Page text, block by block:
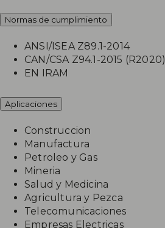
Normas de cumplimiento
ANSI/ISEA Z89.1-2014
CAN/CSA Z94.1-2015 (R2020)
EN IRAM
Aplicaciones
Construccion
Manufactura
Petroleo y Gas
Mineria
Salud y Medicina
Agricultura y Pezca
Telecomunicaciones
Empresas Electricas